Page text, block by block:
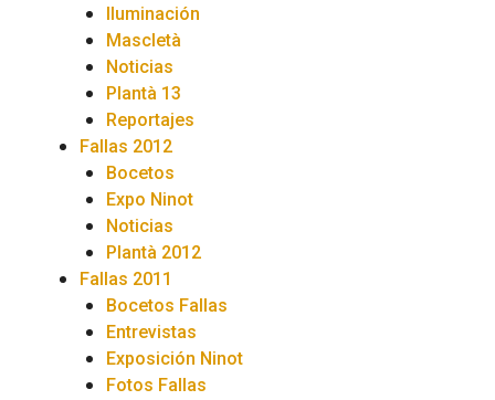
Iluminación
Mascletà
Noticias
Plantà 13
Reportajes
Fallas 2012
Bocetos
Expo Ninot
Noticias
Plantà 2012
Fallas 2011
Bocetos Fallas
Entrevistas
Exposición Ninot
Fotos Fallas